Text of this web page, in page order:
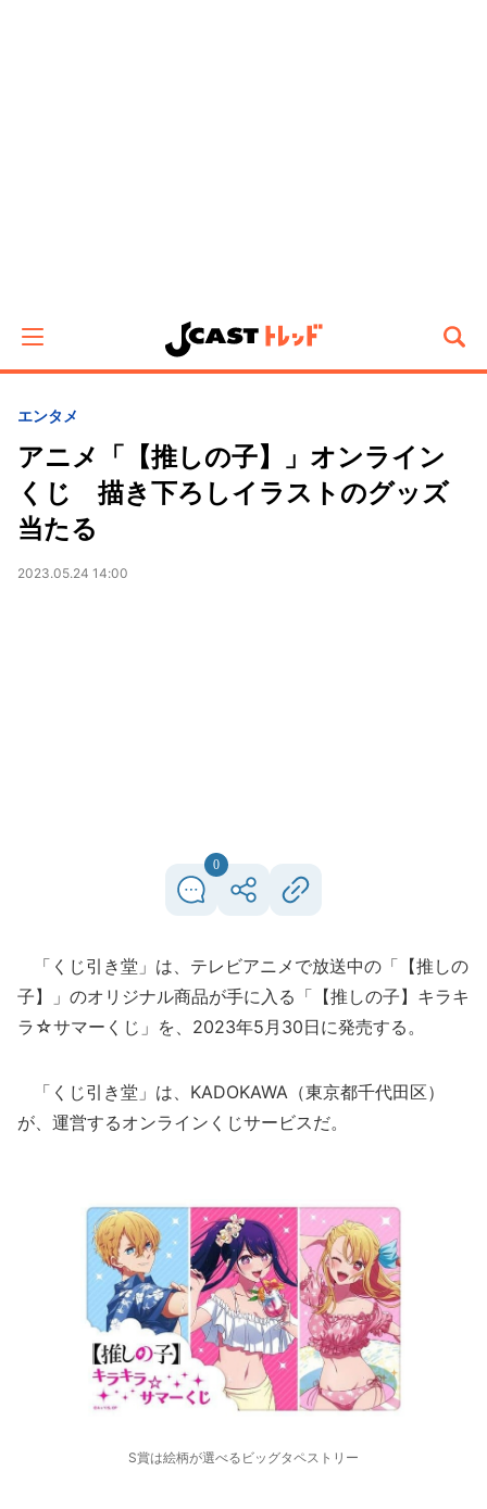
エンタメ
アニメ「【推しの子】」オンライン
くじ 描き下ろしイラストのグッズ
当たる
2023.05.24 14:00
0
「くじ引き堂」は、テレビアニメで放送中の「【推しの
子】」のオリジナル商品が手に入る「【推しの子】キラキ
ラ☆サマーくじ」を、2023年5月30日に発売する。
「くじ引き堂」は、KADOKAWA（東京都千代田区）
が、運営するオンラインくじサービスだ。
S賞は絵柄が選べるビッグタペストリー